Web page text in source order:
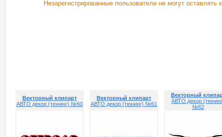
Незарегистрированные пользователи не могут
Векторный клипарт
АВТО декор (тюнинг) №60
Векторный клипарт
АВТО декор (тюнинг) №61
Векторный
АВТО декор
№62